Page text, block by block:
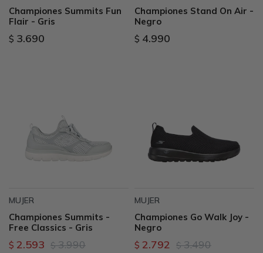
Championes Summits Fun
Flair - Gris
$ 3.690
Championes Stand On Air -
Negro
$ 4.990
MUJER
Championes Summits -
Free Classics - Gris
$ 2.593 $ 3.990
MUJER
Championes Go Walk Joy -
Negro
$ 2.792 $ 3.490